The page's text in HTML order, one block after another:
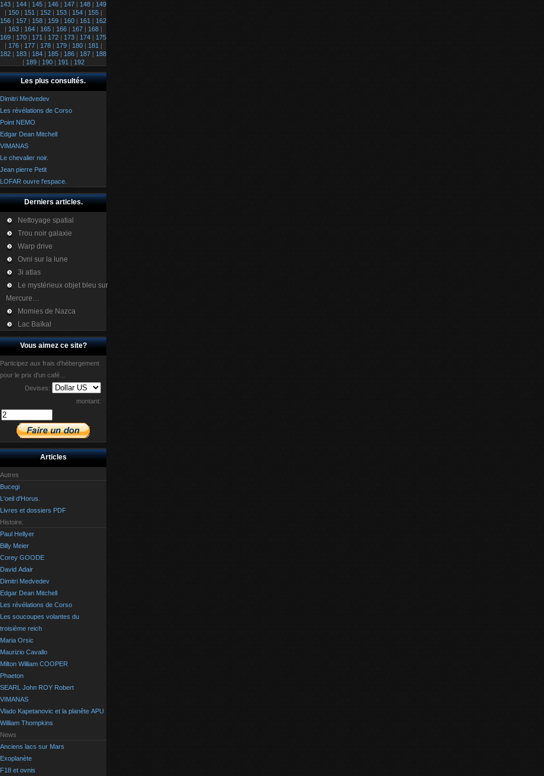
143 | 144 | 145 | 146 | 147 | 148 | 149
| 150| 151 | 152| 153| 154| 155|
156 | 157 | 158 | 159 | 160 | 161 | 162
| 163| 164| 165| 166| 167| 168|
169 | 170 | 171 | 172 | 173 | 174 | 175
| 176| 177| 178| 179| 180| 181 |
182 | 183 | 184 | 185 | 186 | 187 | 188
| 189| 190| 191 | 192
Les plus consultés.
Dimitri Medvedev
Les révélations de Corso
Point NEMO
Edgar Dean Mitchell
VIMANAS
Le chevalier noir.
Jean pierre Petit
LOFAR ouvre l'espace.
Derniers articles.
Nettoyage spatial
Trou noir galaxie
Warp drive
Ovni sur la lune
3i atlas
Le mystérieux objet bleu sur
Mercure…
Momies de Nazca
Lac Baïkal
Vous aimez ce site?
Participez aux frais d'hébergement
pour le prix d'un café...
Devises:
montant:
Articles
Autres
Bucegi
L'oeil d'Horus.
Livres et dossiers PDF
Histoire.
Paul Hellyer
Billy Meier
Corey GOODE
David Adair
Dimitri Medvedev
Edgar Dean Mitchell
Les révélations de Corso
Les soucoupes volantes du
troisième reich
Maria Orsic
Maurizio Cavallo
Milton William COOPER
Phaeton
SEARL John ROY Robert
VIMANAS
Vlado Kapetanovic et la planête APU
William Thompkins
News
Anciens lacs sur Mars
Exoplanète
F18 et ovnis